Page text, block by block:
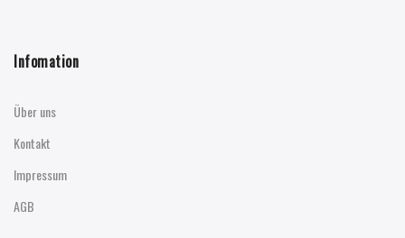
Infomation
Über uns
Kontakt
Impressum
AGB